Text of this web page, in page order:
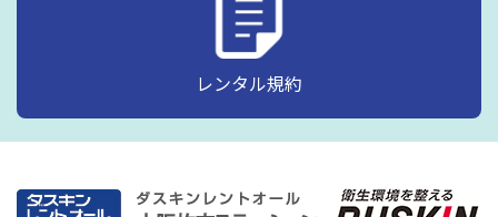
レンタル規約